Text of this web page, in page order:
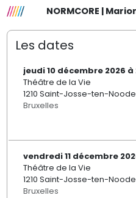
NORMCORE |
Les dates
jeudi 10 décembre 2026 à
Théâtre de la Vie
1210 Saint-Josse-ten-Noode
Bruxelles
vendredi 11 décembre
Théâtre de la Vie
1210 Saint-Josse-ten-Noode
Bruxelles